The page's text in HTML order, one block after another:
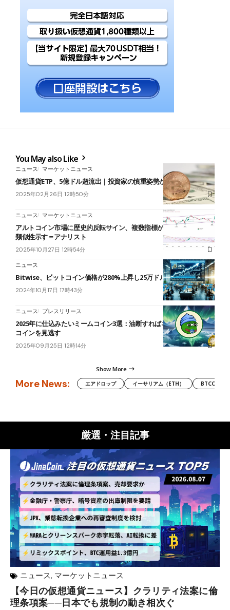
You May also Like
ニュース マーケットニュース
仮想通貨ETP、5億ドル超流出｜投資家の慎重姿勢が鮮明
2025年02月26日 12時50分
ニュース マーケットニュース
アルトコイン市場に歴史的反転サイン、複数指標が2021年相場との
類似性示す＝アナリスト
2025年10月27日 12時54分
ニュース
Bitwise、ビットコイン価格が280%上昇し25万ドル超えを予測
2024年10月17日 17時43分
ニュース プレスリリース
2025年に仕込みたいミームコイン3選：油断すればネクスト・ドージ
コインを見逃す
2025年09月25日 12時14分
Show More
More News: エアドロップ イーサリアム（ETH） BTCC
厳選・注目記事
ニュース, マーケットニュース
【今日の仮想通貨ニュース】クラリティ法案に倫
理条項案──日本でも規制の動き相次ぐ